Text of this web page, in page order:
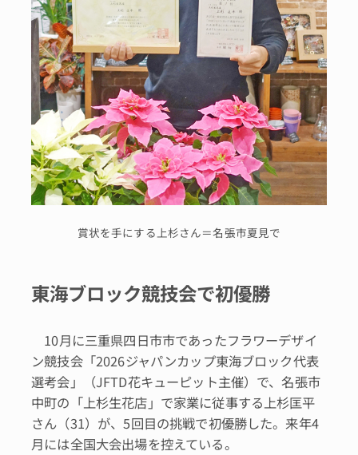
賞状を手にする上杉さん＝名張市夏見で
東海ブロック競技会で初優勝
10月に三重県四日市市であったフラワーデザイ
ン競技会「2026ジャパンカップ東海ブロック代表
選考会」（JFTD花キューピット主催）で、名張市
中町の「上杉生花店」で家業に従事する上杉匡平
さん（31）が、5回目の挑戦で初優勝した。来年4
月には全国大会出場を控えている。